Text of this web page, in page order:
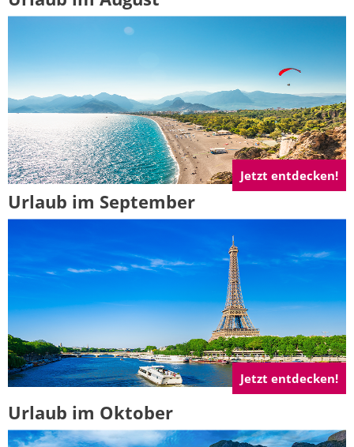
Jetzt entdecken!
Urlaub im September
Jetzt entdecken!
Urlaub im Oktober